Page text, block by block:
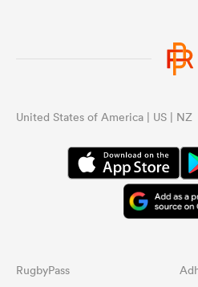
United States of America | US | NZ
RugbyPass